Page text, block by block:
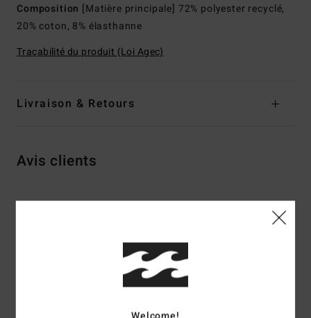
Composition [Matière principale] 72% polyester recyclé,
20% coton, 8% élasthanne
Traçabilité du produit (Loi Agec)
Livraison & Retours
Avis clients
4.8/5